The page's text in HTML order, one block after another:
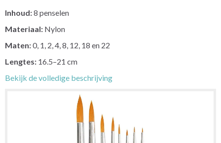
Inhoud:8 penselen
Materiaal: Nylon
Maten:0, 1, 2, 4, 8, 12, 18 en 22
Lengtes: 16.5–21 cm
Bekijk de volledige beschrijving